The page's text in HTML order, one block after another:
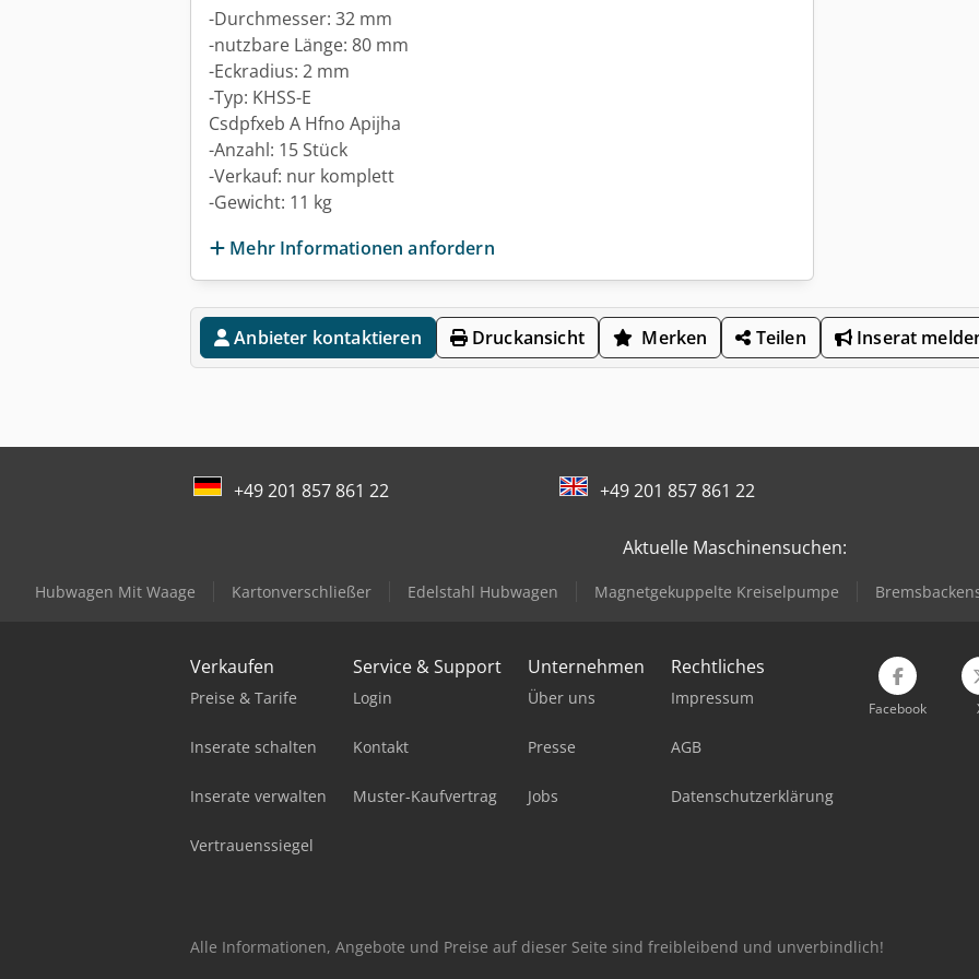
-Durchmesser: 32 mm
-nutzbare Länge: 80 mm
-Eckradius: 2 mm
-Typ: KHSS-E
Csdpfxeb A Hfno Apijha
-Anzahl: 15 Stück
-Verkauf: nur komplett
-Gewicht: 11 kg
Mehr Informationen anfordern
Anbieter kontaktieren Druckansicht Merken Teilen Inserat
+49 201 857 861 22 +49 201 857 861 22
Aktuelle Maschinensuchen:
Hubwagen Mit Waage Kartonverschließer Edelstahl Hubwagen Magnetgekuppelte Kreiselpumpe
Verkaufen
Preise & Tarife
Inserate schalten
Inserate verwalten
Vertrauenssiegel
Service & Support
Login
Kontakt
Muster-Kaufvertrag
Unternehmen
Über uns
Presse
Jobs
Rechtliches
Impressum
AGB
Datenschutzerklärung
Facebook
Alle Informationen, Angebote und Preise auf dieser Seite sind freibleibend und unverbindlich!